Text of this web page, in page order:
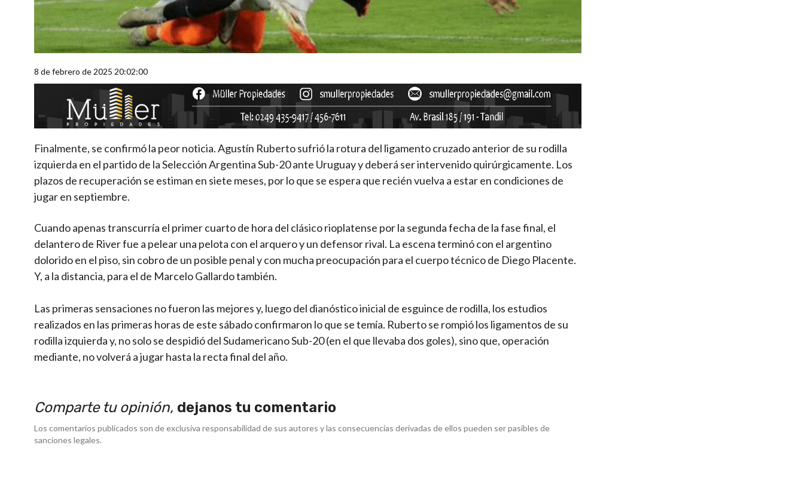
8 de febrero de 2025 20:02:00
Finalmente, se confirmó la peor noticia. Agustín Ruberto sufrió la rotura del ligamento cruzado anterior de su rodilla
izquierda en el partido de la Selección Argentina Sub-20 ante Uruguay y deberá ser intervenido quirúrgicamente. Los
plazos de recuperación se estiman en siete meses, por lo que se espera que recién vuelva a estar en condiciones de
jugar en septiembre.
Cuando apenas transcurría el primer cuarto de hora del clásico rioplatense por la segunda fecha de la fase final, el
delantero de River fue a pelear una pelota con el arquero y un defensor rival. La escena terminó con el argentino
dolorido en el piso, sin cobro de un posible penal y con mucha preocupación para el cuerpo técnico de Diego Placente.
Y, a la distancia, para el de Marcelo Gallardo también.
Las primeras sensaciones no fueron las mejores y, luego del dianóstico inicial de esguince de rodilla, los estudios
realizados en las primeras horas de este sábado confirmaron lo que se temía. Ruberto se rompió los ligamentos de su
rodilla izquierda y, no solo se despidió del Sudamericano Sub-20 (en el que llevaba dos goles), sino que, operación
mediante, no volverá a jugar hasta la recta final del año.
Comparte tu opinión, dejanos tu comentario
Los comentarios publicados son de exclusiva responsabilidad de sus autores y las consecuencias derivadas de ellos pueden ser pasibles de
sanciones legales.